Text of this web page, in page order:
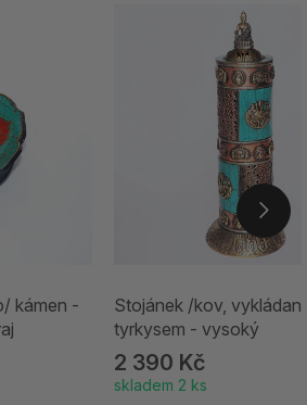
kámen -
Stojánek /kov,
tyrkysem - vysoký
2 390 Kč
skladem 2 ks